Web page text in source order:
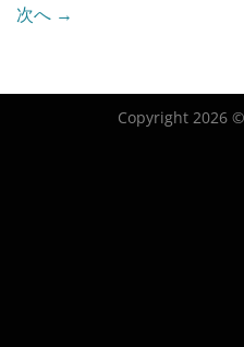
次へ →
Copyright 2026 ©